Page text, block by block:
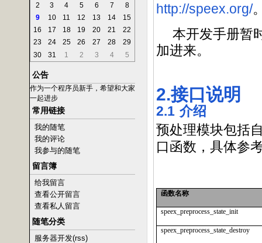
2
3 4 5 6 7
8
9
10 11 12 13 14
15
16
17 18 19 20 21
22
23
24 25 26 27 28
29
30
31 1 2 3 4 5
公告
作为一个程序员新手，希望和大家
一起进步
常用链接
我的随笔
我的评论
我参与的随笔
留言簿
给我留言
查看公开留言
查看私人留言
随笔分类
服务器开发(rss)
http://speex.org/
本开发手册暂
加进来。
2.接口说明
2.1 介绍
预处理模块包括
口函数，具体参
函数名称
speex_preprocess_state_init
speex_preprocess_state_destroy